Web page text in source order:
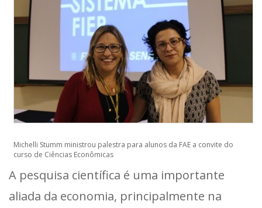
Michelli Stumm ministrou palestra para alunos da FAE a convite do
curso de Ciências Econômicas
A pesquisa científica é uma importante
aliada da economia, principalmente na